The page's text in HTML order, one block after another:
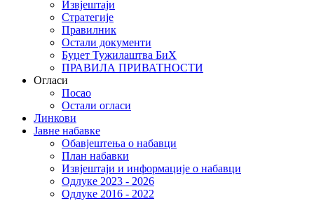
Извјештаји
Стратегије
Правилник
Остали документи
Буџет Тужилаштва БиХ
ПРАВИЛА ПРИВАТНОСТИ
Огласи
Посао
Остали огласи
Линкови
Јавне набавке
Обавјештења о набавци
План набавки
Извјештаји и информације о набавци
Одлуке 2023 - 2026
Одлуке 2016 - 2022